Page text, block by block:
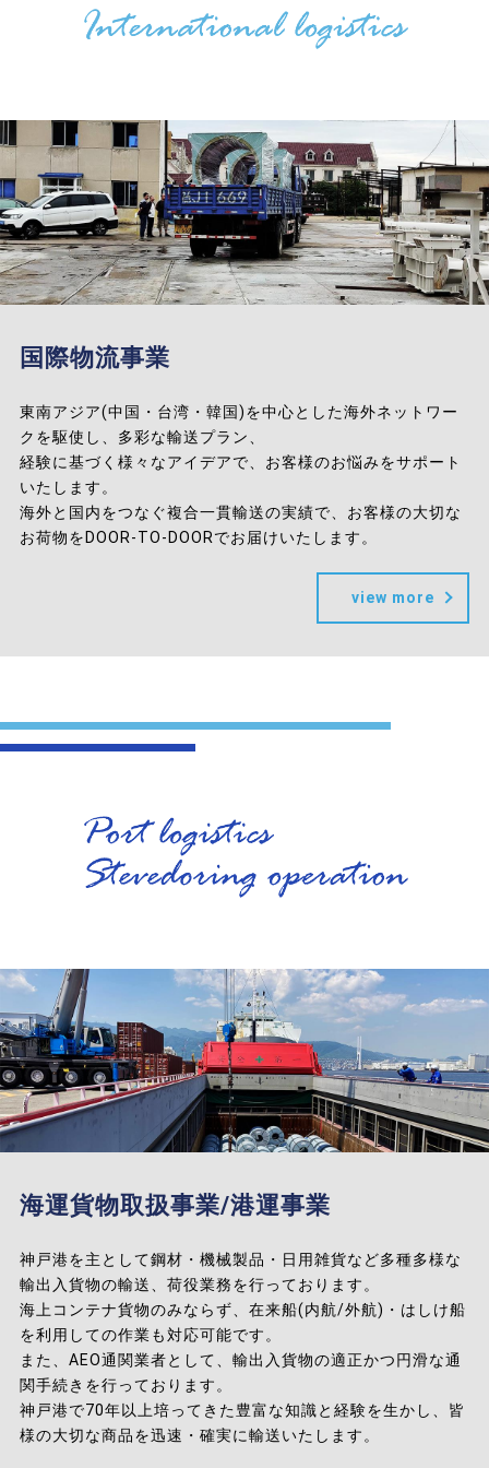
国際物流事業
東南アジア(中国・台湾・韓国)を中心とした海外ネットワー
クを駆使し、多彩な輸送プラン、
経験に基づく様々なアイデアで、お客様のお悩みをサポート
いたします。
海外と国内をつなぐ複合一貫輸送の実績で、お客様の大切な
お荷物をDOOR-TO-DOORでお届けいたします。
view more
海運貨物取扱事業/港運事業
神戸港を主として鋼材・機械製品・日用雑貨など多種多様な
輸出入貨物の輸送、荷役業務を行っております。
海上コンテナ貨物のみならず、在来船(内航/外航)・はしけ船
を利用しての作業も対応可能です。
また、AEO通関業者として、輸出入貨物の適正かつ円滑な通
関手続きを行っております。
神戸港で70年以上培ってきた豊富な知識と経験を生かし、皆
様の大切な商品を迅速・確実に輸送いたします。